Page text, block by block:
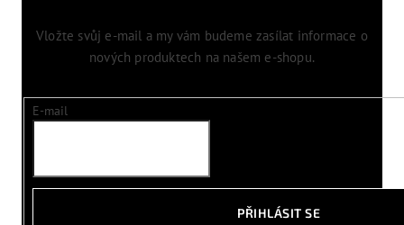
Vložte svůj e-mail a my vám budeme zasílat informace o
nových produktech na našem e-shopu.
E-mail
PŘIHLÁSIT SE